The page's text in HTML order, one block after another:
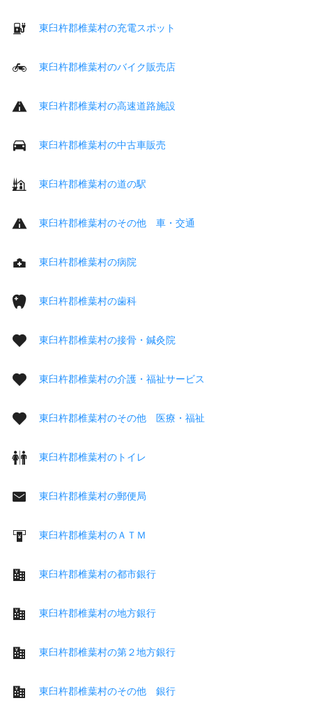
東臼杵郡椎葉村の充電スポット
東臼杵郡椎葉村のバイク販売店
東臼杵郡椎葉村の高速道路施設
東臼杵郡椎葉村の中古車販売
東臼杵郡椎葉村の道の駅
東臼杵郡椎葉村のその他 車・交通
東臼杵郡椎葉村の病院
東臼杵郡椎葉村の歯科
東臼杵郡椎葉村の接骨・鍼灸院
東臼杵郡椎葉村の介護・福祉サービス
東臼杵郡椎葉村のその他 医療・福祉
東臼杵郡椎葉村のトイレ
東臼杵郡椎葉村の郵便局
東臼杵郡椎葉村のＡＴＭ
東臼杵郡椎葉村の都市銀行
東臼杵郡椎葉村の地方銀行
東臼杵郡椎葉村の第２地方銀行
東臼杵郡椎葉村のその他 銀行